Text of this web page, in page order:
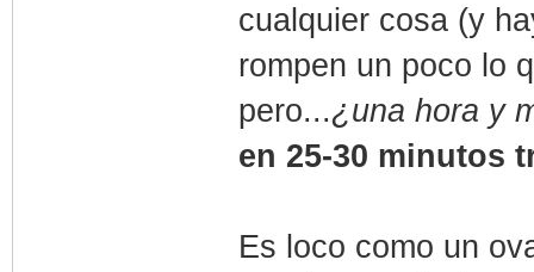
cualquier cosa (y
rompen un poco lo
pero...¿una hora y
en 25-30 minutos
Es loco como un